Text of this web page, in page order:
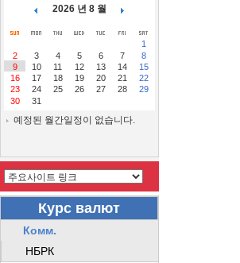
2026 년 8 월
1
2
3 4 5 6 7
8
9
10 11 12 13 14
15
16
17 18 19 20 21
22
23
24 25 26 27 28
29
30
31
예정된 월간일정이 없습니다.